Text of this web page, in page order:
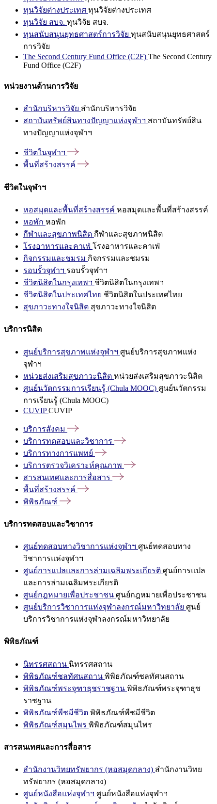
ทุนวิจัยต่างประเทศ ทุนวิจัยต่างประเทศ
ทุนวิจัย สบจ. ทุนวิจัย สบจ.
ทุนสนับสนุนยุทธศาสตร์การวิจัย ทุนสนับสนุนยุทธศาสตร์
การวิจัย
The Second Century Fund Office (C2F) The Second Century
Fund Office (C2F)
หน่วยงานด้านการวิจัย
สำนักบริหารวิจัย สำนักบริหารวิจัย
สถาบันทรัพย์สินทางปัญญาแห่งจุฬาฯ สถาบันทรัพย์สิน
ทางปัญญาแห่งจุฬาฯ
ชีวิตในจุฬาฯ
พื้นที่สร้างสรรค์
ชีวิตในจุฬาฯ
หอสมุดและพื้นที่สร้างสรรค์ หอสมุดและพื้นที่สร้างสรรค์
หอพัก หอพัก
กีฬาและสุขภาพนิสิต กีฬาและสุขภาพนิสิต
โรงอาหารและคาเฟ่ โรงอาหารและคาเฟ่
กิจกรรมและชมรม กิจกรรมและชมรม
รอบรั้วจุฬาฯ รอบรั้วจุฬาฯ
ชีวิตนิสิตในกรุงเทพฯ ชีวิตนิสิตในกรุงเทพฯ
ชีวิตนิสิตในประเทศไทย ชีวิตนิสิตในประเทศไทย
สุขภาวะทางใจนิสิต สุขภาวะทางใจนิสิต
บริการนิสิต
ศูนย์บริการสุขภาพแห่งจุฬาฯ ศูนย์บริการสุขภาพแห่ง
จุฬาฯ
หน่วยส่งเสริมสุขภาวะนิสิต หน่วยส่งเสริมสุขภาวะนิสิต
ศูนย์นวัตกรรมการเรียนรู้ (Chula MOOC) ศูนย์นวัตกรรม
การเรียนรู้ (Chula MOOC)
CUVIPCUVIP
บริการสังคม
บริการทดสอบและวิชาการ
บริการทางการแพทย์
บริการตรวจวิเคราะห์คุณภาพ
สารสนเทศและการสื่อสาร
พื้นที่สร้างสรรค์
พิพิธภัณฑ์
บริการทดสอบและวิชาการ
ศูนย์ทดสอบทางวิชาการแห่งจุฬาฯ ศูนย์ทดสอบทาง
วิชาการแห่งจุฬาฯ
ศูนย์การแปลและการล่ามเฉลิมพระเกียรติ ศูนย์การแปล
และการล่ามเฉลิมพระเกียรติ
ศูนย์กฎหมายเพื่อประชาชน ศูนย์กฎหมายเพื่อประชาชน
ศูนย์บริการวิชาการแห่งจุฬาลงกรณ์มหาวิทยาลัย ศูนย์
บริการวิชาการแห่งจุฬาลงกรณ์มหาวิทยาลัย
พิพิธภัณฑ์
นิทรรศสถาน นิทรรศสถาน
พิพิธภัณฑ์ชลทัศนสถาน พิพิธภัณฑ์ชลทัศนสถาน
พิพิธภัณฑ์พระจุฑาธุชราชฐาน พิพิธภัณฑ์พระจุฑาธุช
ราชฐาน
พิพิธภัณฑ์พืชมีชีวิต พิพิธภัณฑ์พืชมีชีวิต
พิพิธภัณฑ์สมุนไพร พิพิธภัณฑ์สมุนไพร
สารสนเทศและการสื่อสาร
สำนักงานวิทยทรัพยากร (หอสมุดกลาง) สำนักงานวิทย
ทรัพยากร (หอสมุดกลาง)
ศูนย์หนังสือแห่งจุฬาฯ ศูนย์หนังสือแห่งจุฬาฯ